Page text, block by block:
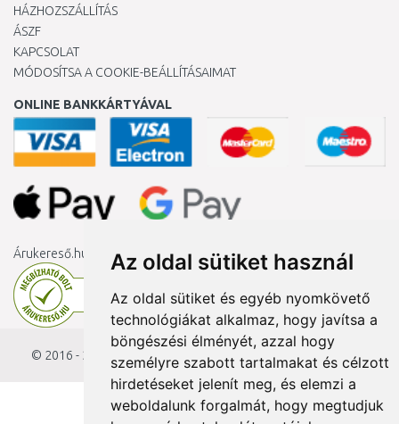
Az oldal sütiket használ
Az oldal sütiket és egyéb nyomkövető
technológiákat alkalmaz, hogy javítsa a
böngészési élményét, azzal hogy
személyre szabott tartalmakat és célzott
hirdetéseket jelenít meg, és elemzi a
weboldalunk forgalmát, hogy megtudjuk
HÁZHOZSZÁLLÍTÁS
ÁSZF
KAPCSOLAT
MÓDOSÍTSA A COOKIE-BEÁLLÍTÁSAIMAT
ONLINE BANKKÁRTYÁVAL
Árukereső.hu
© 2016 - 2026 KAMODY.hu